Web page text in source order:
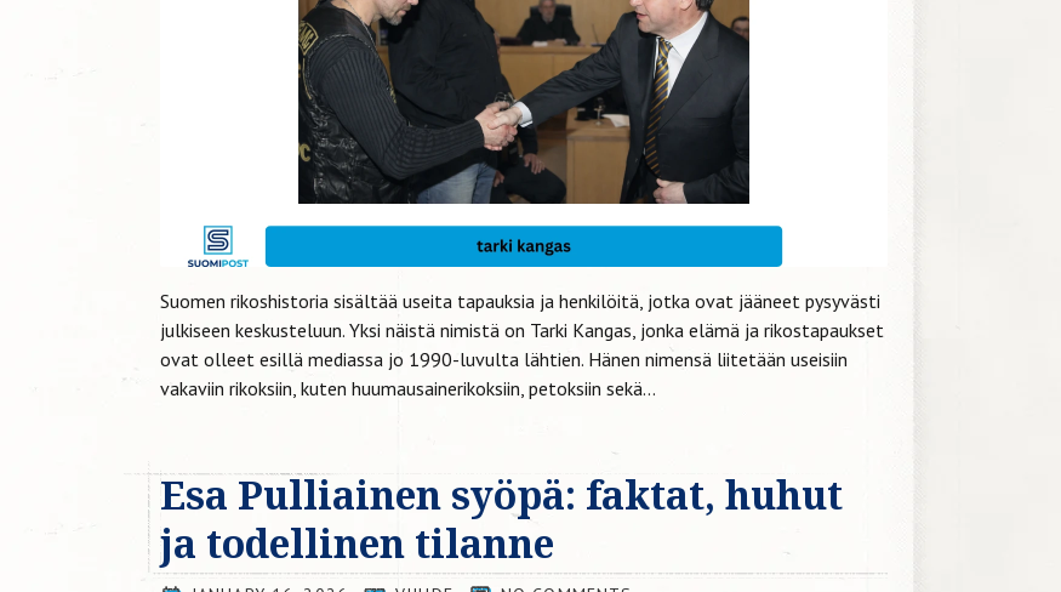
Suomen rikoshistoria sisältää useita tapauksia ja henkilöitä, jotka ovat jääneet pysyvästi
julkiseen keskusteluun. Yksi näistä nimistä on Tarki Kangas, jonka elämä ja rikostapaukset
ovat olleet esillä mediassa jo 1990-luvulta lähtien. Hänen nimensä liitetään useisiin
vakaviin rikoksiin, kuten huumausainerikoksiin, petoksiin sekä...
Esa Pulliainen syöpä: faktat, huhut
ja todellinen tilanne